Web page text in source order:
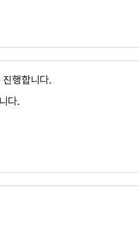
행합니다.
다.